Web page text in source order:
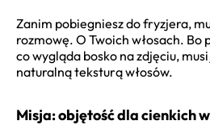
Zanim pobiegniesz do fryzjera,
rozmowę. O Twoich włosach. Bo
co wygląda bosko na zdjęciu,
naturalną teksturą włosów.
Misja: objętość dla cienkich